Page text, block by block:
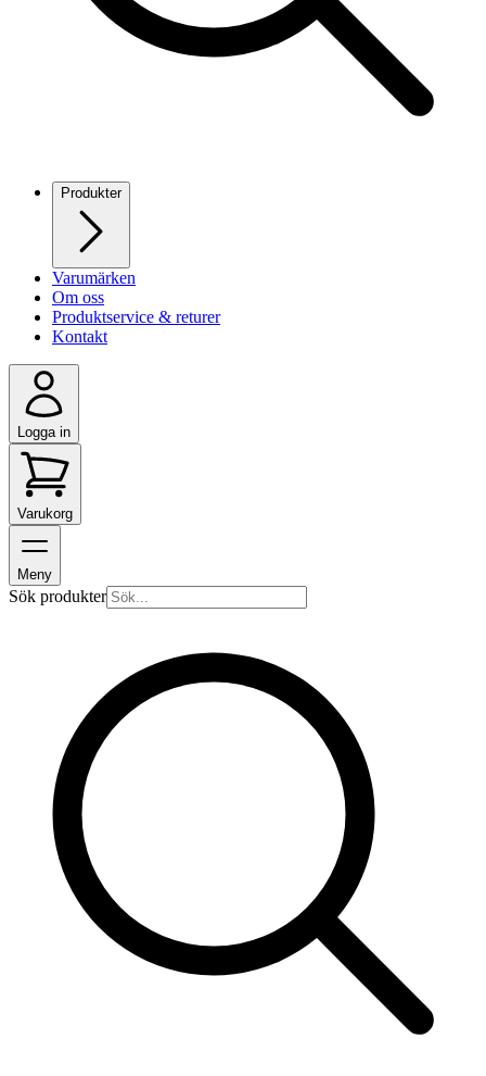
Produkter
Varumärken
Om oss
Produktservice & returer
Kontakt
Logga in
Varukorg
Meny
Sök produkter